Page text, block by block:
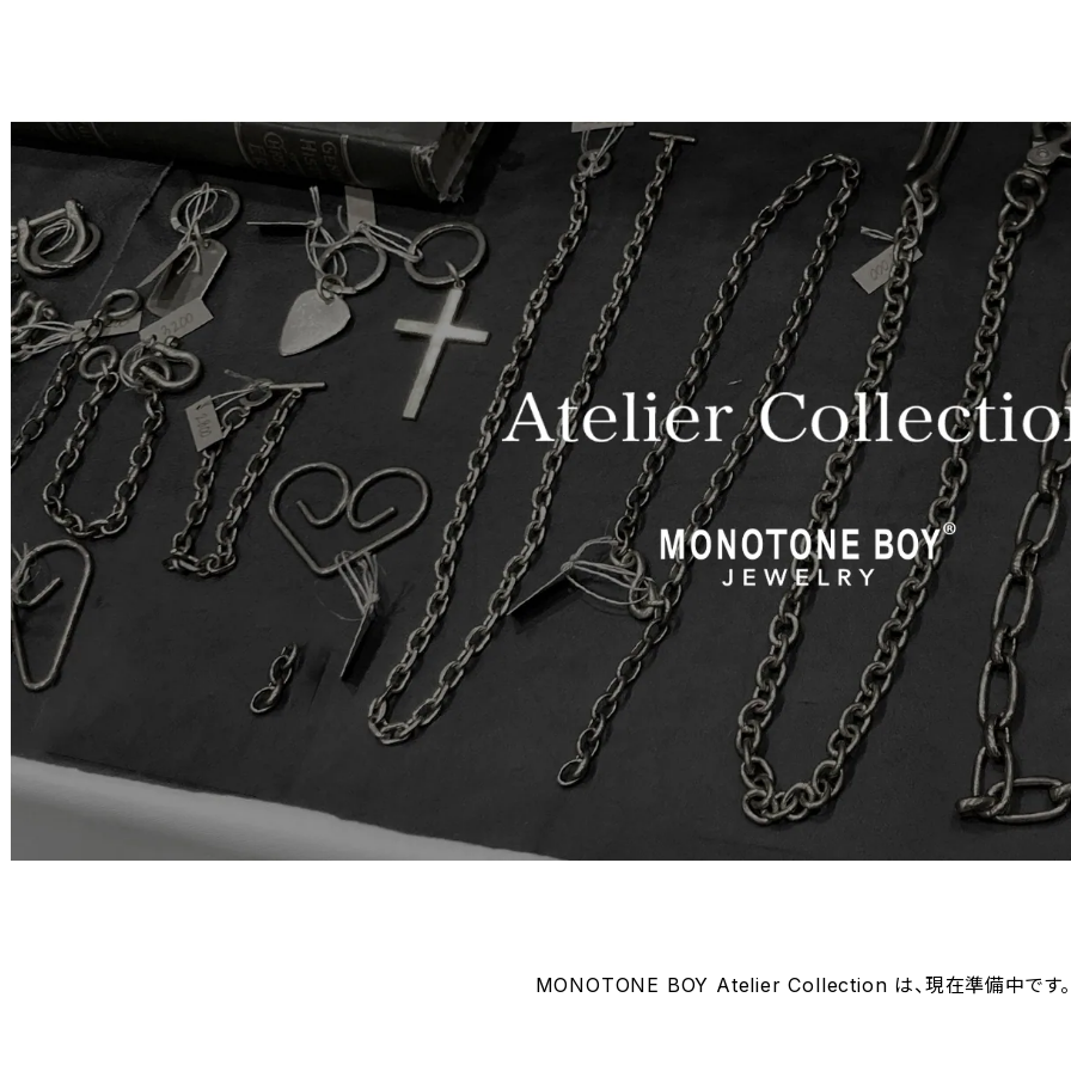
MONOTONE BOY Atelier Collection は、現在準備中です。